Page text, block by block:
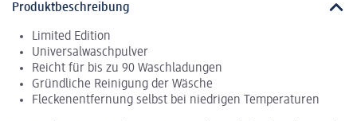
Produktbeschreibung
Limited Edition
Universalwaschpulver
Reicht für bis zu 90 Waschladungen
Gründliche Reinigung der Wäsche
Fleckenentfernung selbst bei niedrigen Temperaturen